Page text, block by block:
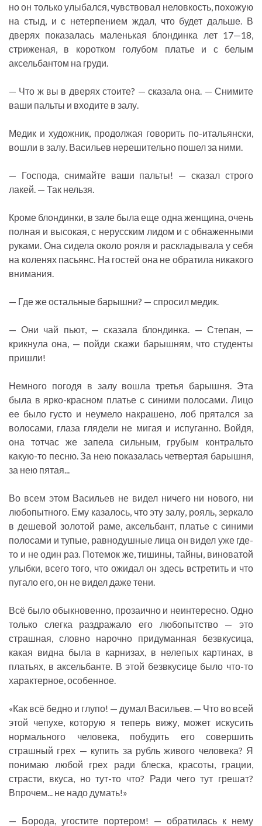
но он только улыбался, чувствовал неловкость, похожую
на стыд, и с нетерпением ждал, что будет дальше. В
дверях показалась маленькая блондинка лет 17—18,
стриженая, в коротком голубом платье и с белым
аксельбантом на груди.
— Что ж вы в дверях стоите? — сказала она. — Снимите
ваши пальты и входите в залу.
Медик и художник, продолжая говорить по-итальянски,
вошли в залу. Васильев нерешительно пошел за ними.
— Господа, снимайте ваши пальты! — сказал строго
лакей. — Так нельзя.
Кроме блондинки, в зале была еще одна женщина, очень
полная и высокая, с нерусским лидом и с обнаженными
руками. Она сидела около рояля и раскладывала у себя
на коленях пасьянс. На гостей она не обратила никакого
внимания.
— Где же остальные барышни? — спросил медик.
— Они чай пьют, — сказала блондинка. — Степан, —
крикнула она, — пойди скажи барышням, что студенты
пришли!
Немного погодя в залу вошла третья барышня. Эта
была в ярко-красном платье с синими полосами. Лицо
ее было густо и неумело накрашено, лоб прятался за
волосами, глаза глядели не мигая и испуганно. Войдя,
она тотчас же запела сильным, грубым контральто
какую-то песню. За нею показалась четвертая барышня,
за нею пятая...
Во всем этом Васильев не видел ничего ни нового, ни
любопытного. Ему казалось, что эту залу, рояль, зеркало
в дешевой золотой раме, аксельбант, платье с синими
полосами и тупые, равнодушные лица он видел уже где-
то и не один раз. Потемок же, тишины, тайны, виноватой
улыбки, всего того, что ожидал он здесь встретить и что
пугало его, он не видел даже тени.
Всё было обыкновенно, прозаично и неинтересно. Одно
только слегка раздражало его любопытство — это
страшная, словно нарочно придуманная безвкусица,
какая видна была в карнизах, в нелепых картинах, в
платьях, в аксельбанте. В этой безвкусице было что-то
характерное, особенное.
«Как всё бедно и глупо! — думал Васильев. — Что во всей
этой чепухе, которую я теперь вижу, может искусить
нормального человека, побудить его совершить
страшный грех — купить за рубль живого человека? Я
понимаю любой грех ради блеска, красоты, грации,
страсти, вкуса, но тут-то что? Ради чего тут грешат?
Впрочем... не надо думать!»
— Борода, угостите портером! — обратилась к нему